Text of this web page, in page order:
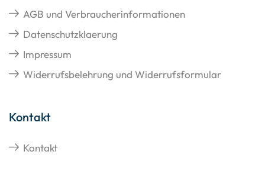
AGB und Verbraucherinformationen
Datenschutzklaerung
Impressum
Widerrufsbelehrung und Widerrufsformular
Kontakt
Kontakt